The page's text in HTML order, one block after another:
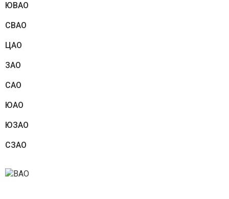
ЮВАО
СВАО
ЦАО
ЗАО
САО
ЮАО
ЮЗАО
СЗАО